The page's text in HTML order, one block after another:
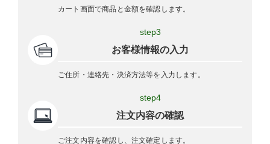
カート画面で商品と金額を確認します。
step3
お客様情報の入力
ご住所・連絡先・決済方法等を入力します。
step4
注文内容の確認
ご注文内容を確認し、注文確定します。